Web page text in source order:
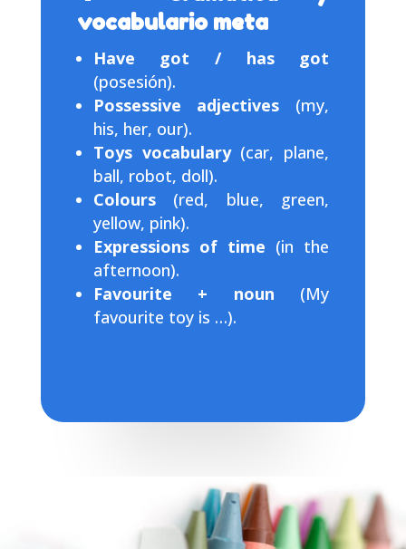
vocabulario meta
Have got / has got
(posesión).
Possessive adjectives (my,
his, her, our).
Toys vocabulary(car, plane,
ball, robot, doll).
Colours(red, blue, green,
yellow, pink).
Expressions of time (in the
afternoon).
Favourite + noun (My
favourite toy is …).